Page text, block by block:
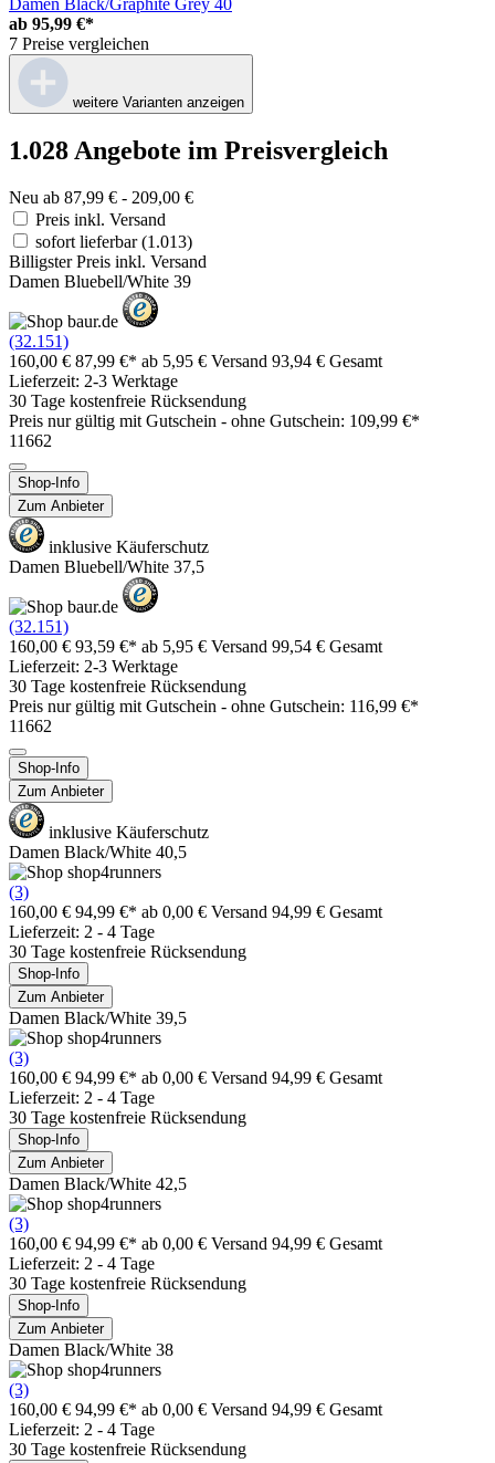
Damen Black/Graphite Grey 40
ab 95,99 €*
7 Preise vergleichen
weitere Varianten anzeigen
1.028 Angebote im Preisvergleich
Neu ab 87,99 € - 209,00 €
Preis inkl. Versand
sofort lieferbar(1.013)
Billigster Preis inkl. Versand
Damen Bluebell/White 39
(32.151)
160,00 € 87,99 €* ab 5,95 € Versand 93,94 € Gesamt
Lieferzeit: 2-3 Werktage
30 Tage kostenfreie Rücksendung
Preis nur gültig mit Gutschein - ohne Gutschein: 109,99 €*
11662
Shop-Info
Zum Anbieter
inklusive Käuferschutz
Damen Bluebell/White 37,5
(32.151)
160,00 € 93,59 €* ab 5,95 € Versand 99,54 € Gesamt
Lieferzeit: 2-3 Werktage
30 Tage kostenfreie Rücksendung
Preis nur gültig mit Gutschein - ohne Gutschein: 116,99 €*
11662
Shop-Info
Zum Anbieter
inklusive Käuferschutz
Damen Black/White 40,5
(3)
160,00 € 94,99 €* ab 0,00 € Versand 94,99 € Gesamt
Lieferzeit: 2 - 4 Tage
30 Tage kostenfreie Rücksendung
Shop-Info
Zum Anbieter
Damen Black/White 39,5
(3)
160,00 € 94,99 €* ab 0,00 € Versand 94,99 € Gesamt
Lieferzeit: 2 - 4 Tage
30 Tage kostenfreie Rücksendung
Shop-Info
Zum Anbieter
Damen Black/White 42,5
(3)
160,00 € 94,99 €* ab 0,00 € Versand 94,99 € Gesamt
Lieferzeit: 2 - 4 Tage
30 Tage kostenfreie Rücksendung
Shop-Info
Zum Anbieter
Damen Black/White 38
(3)
160,00 € 94,99 €* ab 0,00 € Versand 94,99 € Gesamt
Lieferzeit: 2 - 4 Tage
30 Tage kostenfreie Rücksendung